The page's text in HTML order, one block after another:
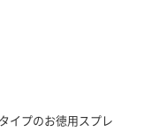
イプのお徳用スプレ